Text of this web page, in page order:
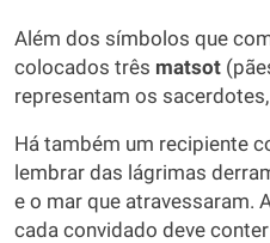
Além dos símbolos que
colocados três matsot
representam os
Há também um recipiente
lembrar das lágrimas
e o mar que atravessaram.
cada convidado deve